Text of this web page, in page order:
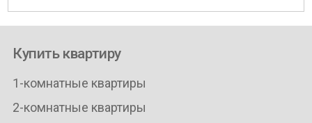
Купить квартиру
1-комнатные квартиры
2-комнатные квартиры